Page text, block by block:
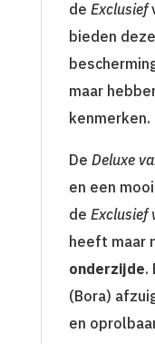
de Exclusief
bieden
maar
kenmerken.
De Deluxe
en een
de Exclusief
heeft maar
onderzijde.
(Bora)
en